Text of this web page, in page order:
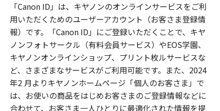
「Canon ID」は、キヤノンのオンラインサービスをご利
用いただくためのユーザーアカウント（お客さま登録情
報）です。「Canon ID」にご登録いただくことで、キヤ
ノンフォトサークル（有料会員サービス）やEOS学園、
キヤノンオンラインショップ、プリント枚ルサービスな
ど、さまざまなサービスがご利用可能です。また、2024
年2 月よりキヤノンホームページ「個人のお客さま」で
は、お使いの商品をはじめお客さまのご登録情報などに
合わせて、お客さま一人ひとりに最適化された情報を提